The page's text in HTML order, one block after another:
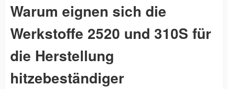
Warum eignen sich die
Werkstoffe 2520 und 310S für
die Herstellung
hitzebeständiger